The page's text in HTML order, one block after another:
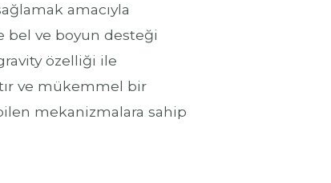
amacıyla
bel ve boyun desteği
özelliği ile
ve mükemmel bir
mekanizmalara sahip